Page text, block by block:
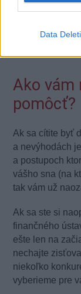
Data
investície v
Ako vám
pomôcť?
Ak sa cítite byť
a nevýhodách
a postupoch
vášho sna (na
tak vám už
Ak sa ste si
finančného
ešte len na
nechajte
niekoľko
vyberieme pre